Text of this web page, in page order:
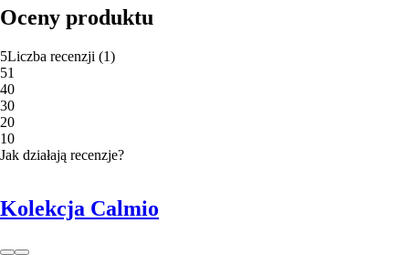
Oceny produktu
5Liczba recenzji (1)
51
40
30
20
10
Jak działają recenzje?
Kolekcja Calmio